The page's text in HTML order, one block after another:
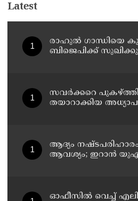
Latest
രാഹുല്‍ ഗാന്ധിയെ
ബിജെപിക്ക്
സവര്‍ക്കറെ പുകഴ്ത്തി
തയാറാക്കിയ
ആദ്യം
ആവശ്യം; ഇറാന്‍
ഓഫീസില്‍ വെച്ച്